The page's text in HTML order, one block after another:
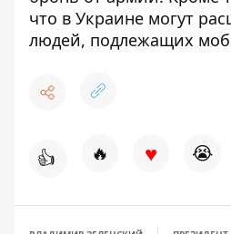
что в Украине могут
людей, подлежащих
👍 🔥 ♥ 😭